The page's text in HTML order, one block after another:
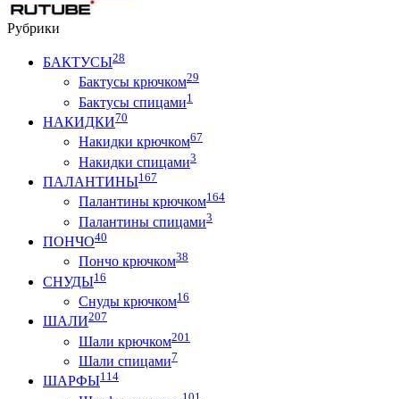
Рубрики
БАКТУСЫ28
Бактусы крючком29
Бактусы спицами1
НАКИДКИ70
Накидки крючком67
Накидки спицами3
ПАЛАНТИНЫ167
Палантины крючком164
Палантины спицами3
ПОНЧО40
Пончо крючком38
СНУДЫ16
Снуды крючком16
ШАЛИ207
Шали крючком201
Шали спицами7
ШАРФЫ114
101